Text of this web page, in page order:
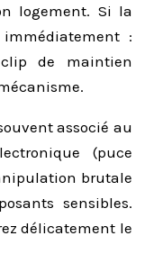
logement. Si la
:
de maintien
associé au
(puce
brutale
sensibles.
délicatement le